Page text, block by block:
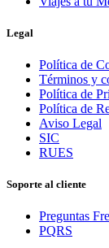
Legal
Política de
Términos y
Política de
Política de
Aviso Legal
SIC
RUES
Soporte al cliente
Preguntas
PQRS